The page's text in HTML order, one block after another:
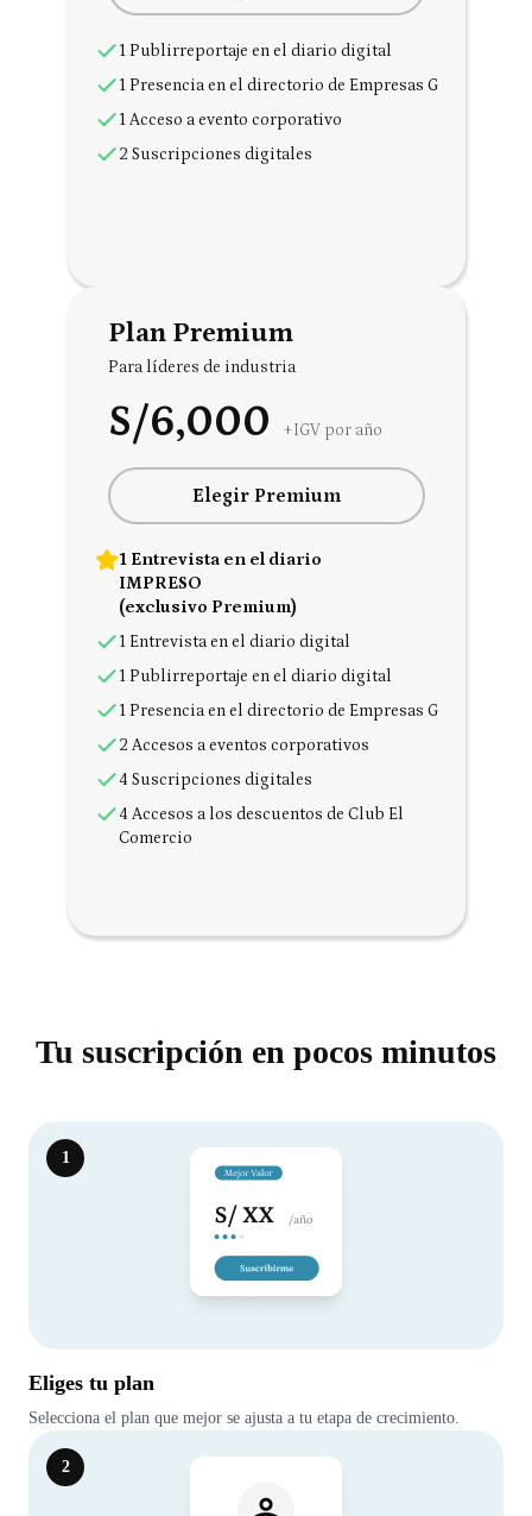
Tu suscripción en pocos minutos
1
Eliges tu plan
Selecciona el plan que mejor se ajusta a tu etapa de crecimiento.
2